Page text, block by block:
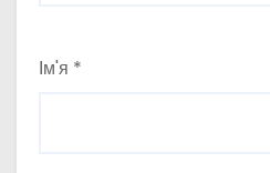
Ім'я *